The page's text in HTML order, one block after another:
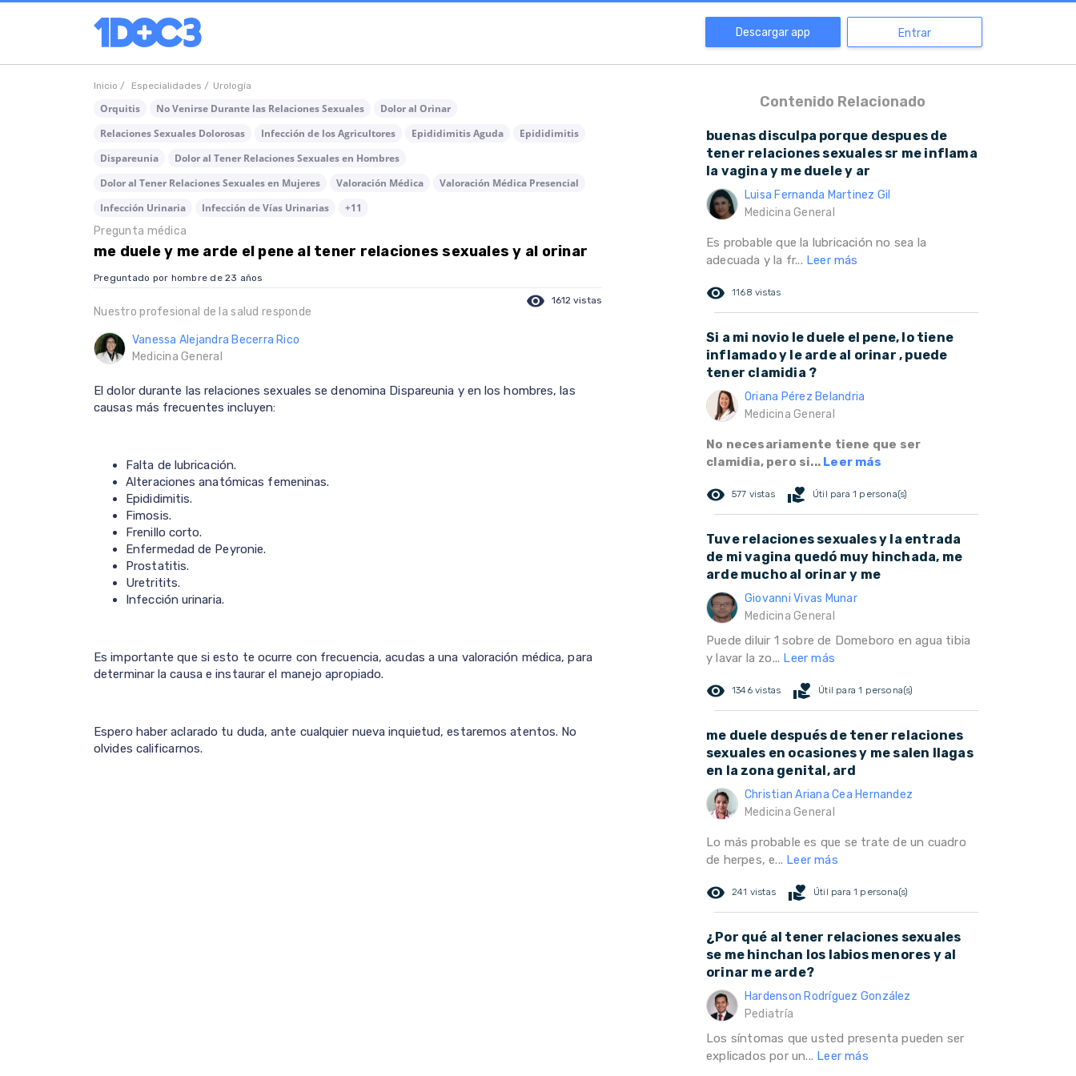
Descargar app Entrar
Inicio / Especialidades / Urología
Orquitis No Venirse Durante las Relaciones Sexuales
Dolor al Orinar
Relaciones Sexuales Dolorosas
Infección de los Agricultores Epididimitis Aguda
Epididimitis
Dispareunia
Dolor al Tener Relaciones Sexuales en Hombres
Dolor al Tener Relaciones Sexuales en Mujeres
Valoración Médica
Valoración Médica Presencial
Infección Urinaria
Infección de Vías Urinarias
+11
Pregunta médica
me duele y me arde el pene al tener relaciones sexuales y al orinar
Preguntado por hombre de 23 años
visibility 1612 vistas
Nuestro profesional de la salud responde
Vanessa Alejandra Becerra Rico
Medicina General
El dolor durante las relaciones sexuales se denomina Dispareunia y en los hombres, las
causas más frecuentes incluyen:
Falta de lubricación.
Alteraciones anatómicas femeninas.
Epididimitis.
Fimosis.
Frenillo corto.
Enfermedad de Peyronie.
Prostatitis.
Uretritits.
Infección urinaria.
Es importante que si esto te ocurre con frecuencia, acudas a una valoración médica, para
determinar la causa e instaurar el manejo apropiado.
Espero haber aclarado tu duda, ante cualquier nueva inquietud, estaremos atentos. No
olvides calificarnos.
Contenido Relacionado
buenas disculpa porque despues de
tener relaciones sexuales sr me inflama
la vagina y me duele y ar
Luisa Fernanda Martinez Gil
Medicina General
Es probable que la lubricación no sea la
adecuada y la fr... Leer más
remove_red_eye 1168 vistas
Si a mi novio le duele el pene, lo tiene
inflamado y le arde al orinar , puede
tener clamidia ?
Oriana Pérez Belandria
Medicina General
No necesariamente tiene que ser
clamidia, pero si... Leer más
remove_red_eye 577 vistas volunteer_activism Útil para 1 persona(s)
Tuve relaciones sexuales y la entrada
de mi vagina quedó muy hinchada, me
arde mucho al orinar y me
Giovanni Vivas Munar
Medicina General
Puede diluir 1 sobre de Domeboro en agua tibia
y lavar la zo... Leer más
remove_red_eye 1346 vistas volunteer_activism Útil para 1 persona(s)
me duele después de tener relaciones
sexuales en ocasiones y me salen llagas
en la zona genital, ard
Christian Ariana Cea Hernandez
Medicina General
Lo más probable es que se trate de un cuadro
de herpes, e... Leer más
remove_red_eye 241 vistas volunteer_activism Útil para 1 persona(s)
¿Por qué al tener relaciones sexuales
se me hinchan los labios menores y al
orinar me arde?
Hardenson Rodríguez González
Pediatría
Los síntomas que usted presenta pueden ser
explicados por un... Leer más